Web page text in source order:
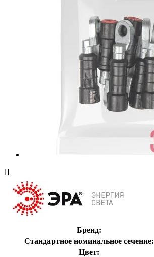
[]
Бренд:
Стандартное номинальное сечение:
Цвет: